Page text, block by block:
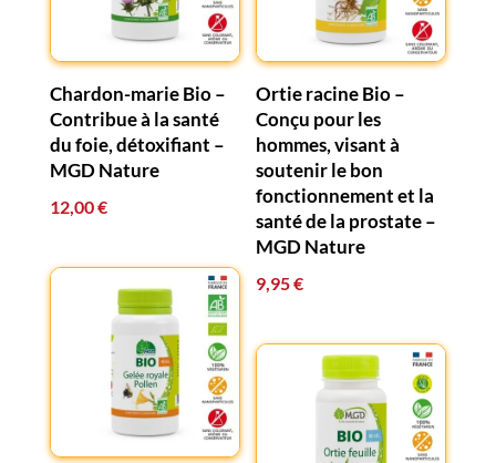
Chardon-marie Bio –
Contribue à la santé
du foie, détoxifiant –
MGD Nature
12,00€
Ortie racine Bio –
Conçu pour les
hommes, visant à
soutenir le bon
fonctionnement et la
santé de la prostate –
MGD Nature
9,95€